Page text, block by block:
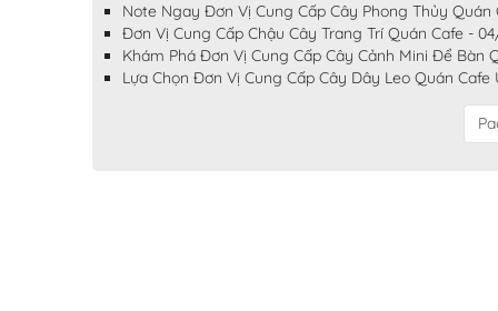
Note Ngay Đơn Vị Cung Cấp Cây Phong Thủy
Đơn Vị Cung Cấp Chậu Cây Trang Trí Quán Cafe -
Khám Phá Đơn Vị Cung Cấp Cây Cảnh Mini Để Bàn
Lựa Chọn Đơn Vị Cung Cấp Cây Dây Leo Quán